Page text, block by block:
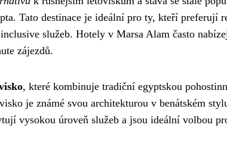
Tato destinace je ideální pro ty, kteří preferují
služeb. Hotely v Marsa Alam často
zájezdů.
, které kombinuje tradiční egyptskou
je známé svou architekturou v benátském
vysokou úroveň služeb a jsou ideální volbou